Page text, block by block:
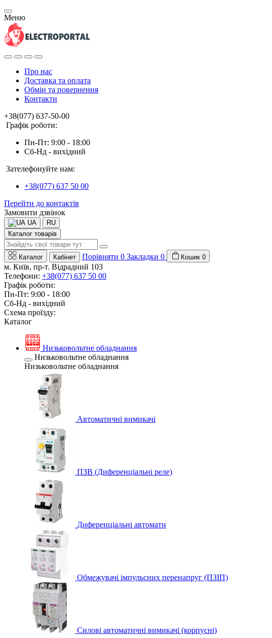
Меню
Про нас
Доставка та оплата
Обмін та повернення
Контакти
+38(077) 637-50-00
Графік роботи:
Пн-Пт: 9:00 - 18:00
Сб-Нд - вихідний
Зателефонуйте нам:
+38(077) 637 50 00
Перейти до контактів
Замовити дзвінок
UA
RU
Каталог товарів
Каталог Кабінет Порівняти 0 Закладки 0 Кошик 0
м. Київ, пр-т. Відрадний 103
Телефони: +38(077) 637 50 00
Графік роботи:
Пн-Пт: 9:00 - 18:00
Сб-Нд - вихідний
Схема проїзду:
Каталог
Низьковольтне обладнання
Низьковольтне обладнання
Низьковольтне обладнання
Автоматичні вимикачі
ПЗВ (Диференціальні реле)
Диференціальні автомати
Обмежувачі імпульсних перенапруг (ПЗІП)
Силові автоматичні вимикачі (корпусні)